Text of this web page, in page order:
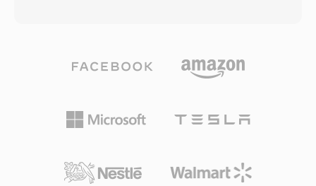
obrazem. Trzy zalety utrzymuja MP2 na rynku
dziesieciolecia po standaryzacji: lagodna
kluczowa dla sygnalow nadawanych drogami
odpowiednie dla lancuchow emisji na zywo
oraz ugruntowana akceptacja regulacyjna w
bitowa i liczbe kanalow. Ta prosta struktura
nieskompresowanego audio na Windowsie i
uniwersalnie akceptowanym formatem
operacyjnym, edytorze audio i odtwarzaczu